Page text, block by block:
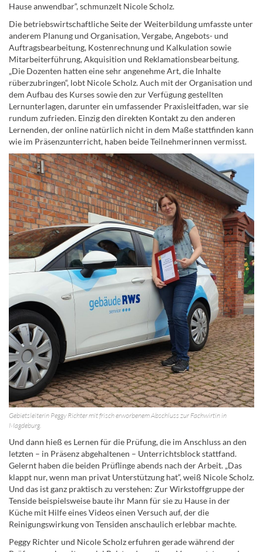
Hause anwendbar“, schmunzelt Nicole Scholz.
Die betriebswirtschaftliche Seite der Weiterbildung umfasste unter
anderem Planung und Organisation, Vergabe, Angebots- und
Auftragsbearbeitung, Kostenrechnung und Kalkulation sowie
Mitarbeiterführung, Akquisition und Reklamationsbearbeitung.
„Die Dozenten hatten eine sehr angenehme Art, die Inhalte
rüberzubringen“, lobt Nicole Scholz. Auch mit der Organisation und
dem Aufbau des Kurses sowie den zur Verfügung gestellten
Lernunterlagen, darunter ein umfassender Praxisleitfaden, war sie
rundum zufrieden. Einzig den direkten Kontakt zu den anderen
Lernenden, der online natürlich nicht in dem Maße stattfinden kann
wie im Präsenzunterricht, haben beide Teilnehmerinnen vermisst.
Gebietsleiterin Peggy Richter mit frisch erworbenem Abschluss zur Fachwirtin in
Magdeburg.
Und dann hieß es Lernen für die Prüfung, die im Anschluss an den
letzten – in Präsenz abgehaltenen – Unterrichtsblock stattfand.
Gelernt haben die beiden Prüflinge abends nach der Arbeit. „Das
klappt nur, wenn man privat Unterstützung hat“, weiß Nicole Scholz.
Und das ist ganz praktisch zu verstehen: Zur Wirkstoffgruppe der
Tenside beispielsweise baute ihr Mann für sie zu Hause in der
Küche mit Hilfe eines Videos einen Versuch auf, der die
Reinigungswirkung von Tensiden anschaulich erlebbar machte.
Peggy Richter und Nicole Scholz erfuhren gerade während der